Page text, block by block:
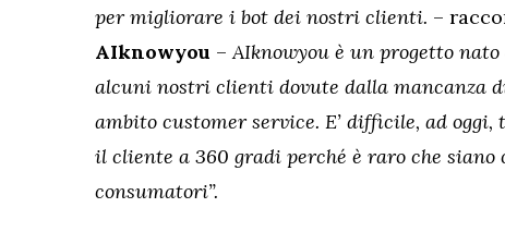
per migliorare i bot dei nostri clienti. –
AIknowyou –AIknowyou è un progetto
alcuni nostri clienti dovute dalla mancanza
ambito customer service. E’ difficile, ad
il cliente a 360 gradi perché è raro che
consumatori”.